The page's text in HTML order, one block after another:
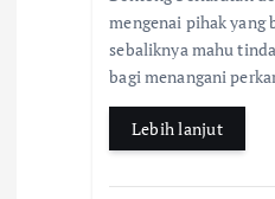
o
o
k
A
p
mengenai pihak yang
sebaliknya mahu
bagi menangani
Lebih lanjut